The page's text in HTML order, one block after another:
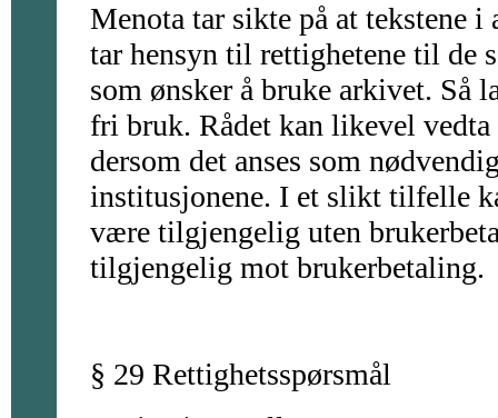
Menota tar sikte på at tekstene
tar hensyn til rettighetene til de
som ønsker å bruke arkivet. Så
fri bruk. Rådet kan likevel
dersom det anses som
institusjonene. I et slikt tilfelle
være tilgjengelig uten
tilgjengelig mot brukerbetaling.
§ 29 Rettighetsspørsmål